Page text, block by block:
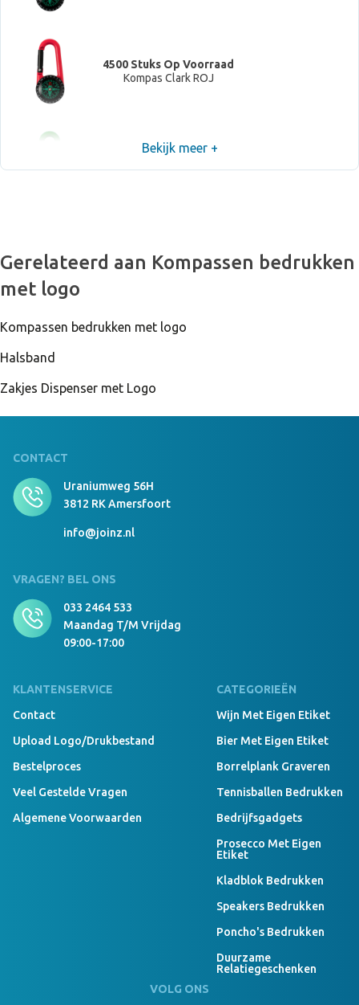
4500 Stuks Op Voorraad
Kompas Clark ROJ
9200 Stuks Op Voorraad
Kompas Clark VER
Bekijk meer +
Gerelateerd aan Kompassen bedrukken
met logo
Kompassen bedrukken met logo
Halsband
Zakjes Dispenser met Logo
CONTACT
Uraniumweg 56H
3812 RK Amersfoort
info@joinz.nl
VRAGEN? BEL ONS
033 2464 533
Maandag T/m Vrijdag
09:00-17:00
KLANTENSERVICE
Contact
Upload Logo/drukbestand
Bestelproces
Veel Gestelde Vragen
Algemene Voorwaarden
CATEGORIEËN
Wijn Met Eigen Etiket
Bier Met Eigen Etiket
Borrelplank Graveren
Tennisballen Bedrukken
Bedrijfsgadgets
Prosecco Met Eigen
Etiket
Kladblok Bedrukken
Speakers Bedrukken
Poncho's Bedrukken
Duurzame
Relatiegeschenken
VOLG ONS